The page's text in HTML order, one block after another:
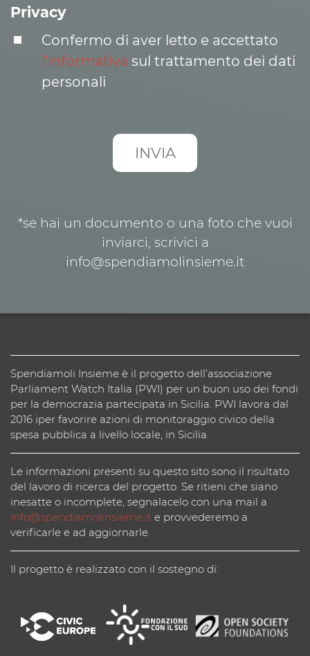
Privacy
Confermo di aver letto e accettato
l’informativa sul trattamento dei dati
personali
*se hai un documento o una foto che vuoi
inviarci, scrivici a
info@spendiamolinsieme.it
Spendiamoli Insieme è il progetto dell’associazione
Parliament Watch Italia (PWI) per un buon uso dei fondi
per la democrazia partecipata in Sicilia. PWI lavora dal
2016 iper favorire azioni di monitoraggio civico della
spesa pubblica a livello locale, in Sicilia.
Le informazioni presenti su questo sito sono il risultato
del lavoro di ricerca del progetto. Se ritieni che siano
inesatte o incomplete, segnalacelo con una mail a
info@spendiamolinsieme.it e provvederemo a
verificarle e ad aggiornarle.
Il progetto è realizzato con il sostegno di: